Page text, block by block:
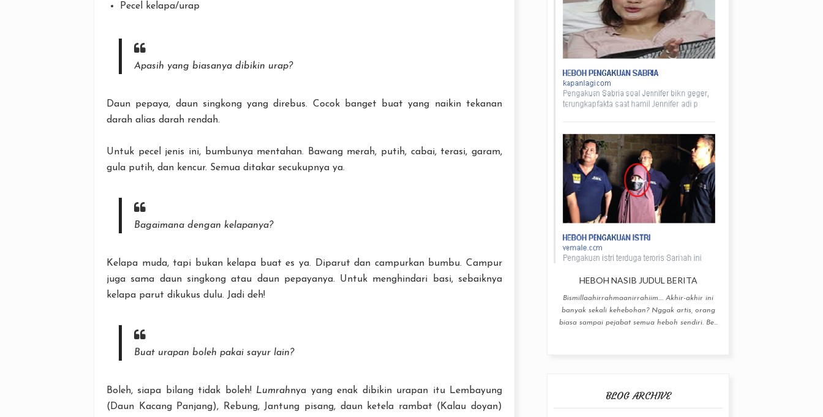
Pecel kelapa/urap
Apasih yang biasanya dibikin urap?
Daun pepaya, daun singkong yang direbus. Cocok banget buat yang naikin tekanan
darah alias darah rendah.
Untuk pecel jenis ini, bumbunya mentahan. Bawang merah, putih, cabai, terasi, garam,
gula putih, dan kencur. Semua ditakar secukupnya ya.
Bagaimana dengan kelapanya?
Kelapa muda, tapi bukan kelapa buat es ya. Diparut dan campurkan bumbu. Campur
juga sama daun singkong atau daun pepayanya. Untuk menghindari basi, sebaiknya
kelapa parut dikukus dulu. Jadi deh!
Buat urapan boleh pakai sayur lain?
Boleh, siapa bilang tidak boleh! Lumrahnya yang enak dibikin urapan itu Lembayung
(Daun Kacang Panjang), Rebung, Jantung pisang, daun ketela rambat (Kalau doyan)
HEBOH NASIB JUDUL BERITA
Bismillaahirrahmaanirrahiim.... Akhir-akhir ini
banyak sekali kehebohan? Nggak artis, orang
biasa sampai pejabat semua heboh sendiri. Be...
BLOG ARCHIVE